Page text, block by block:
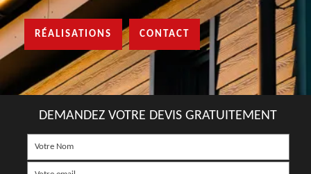
RÉALISATIONS CONTACT
DEMANDEZ VOTRE DEVIS GRATUITEMENT